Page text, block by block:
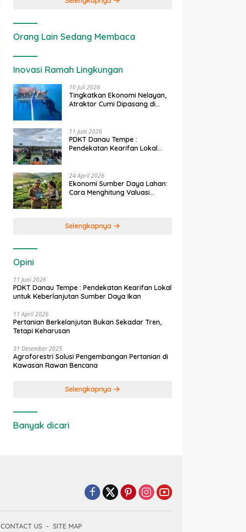
Orang Lain Sedang Membaca
Inovasi Ramah Lingkungan
10 Juli 2026
Tingkatkan Ekonomi Nelayan,
Atraktor Cumi Dipasang di
11 Juni 2026
PDKT Danau Tempe :
Pendekatan Kearifan Lokal
24 April 2026
Ekonomi Sumber Daya Lahan:
Cara Menghitung Valuasi
Selengkapnya
Opini
11 Juni 2026
PDKT Danau Tempe : Pendekatan Kearifan Lokal
untuk Keberlanjutan Sumber Daya Ikan
11 April 2026
Pertanian Berkelanjutan Bukan Sekadar Tren,
Tetapi Keharusan
31 Desember 2025
Agroforestri Solusi Pengembangan Pertanian di
Kawasan Rawan Bencana
Selengkapnya
Banyak dicari
CONTACT US SITE MAP